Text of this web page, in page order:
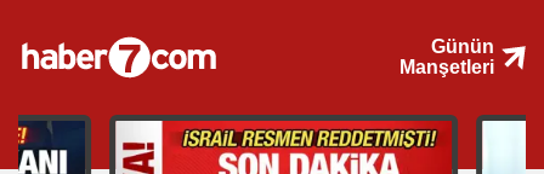
Günün
Manşetleri